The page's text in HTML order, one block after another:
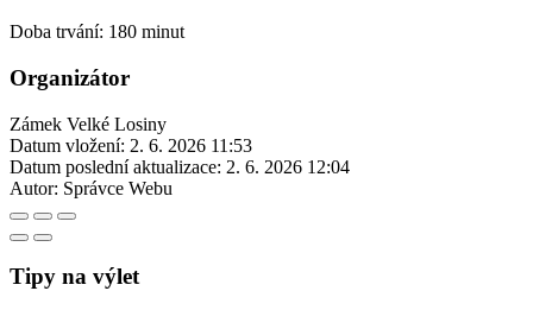
Doba trvání: 180 minut
Organizátor
Zámek Velké Losiny
Datum vložení: 2. 6. 2026 11:53
Datum poslední aktualizace: 2. 6. 2026 12:04
Autor: Správce Webu
Tipy na výlet